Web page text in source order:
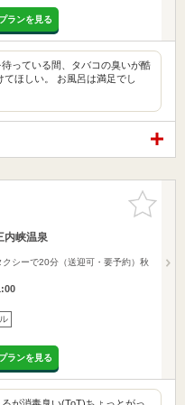
ランを見る
っている間、タバコの臭いが酷
てほしい。 お風呂は満足でし
お気に入
りに追加
内峡温泉
シーで20分（送迎可・要予約）秋
ランを見る